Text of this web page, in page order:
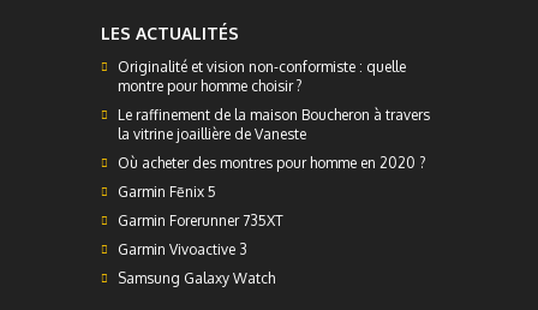
LES ACTUALITÉS
Originalité et vision non-conformiste : quelle
montre pour homme choisir ?
Le raffinement de la maison Boucheron à travers
la vitrine joaillière de Vaneste
Où acheter des montres pour homme en 2020 ?
Garmin Fēnix 5
Garmin Forerunner 735XT
Garmin Vivoactive 3
Samsung Galaxy Watch